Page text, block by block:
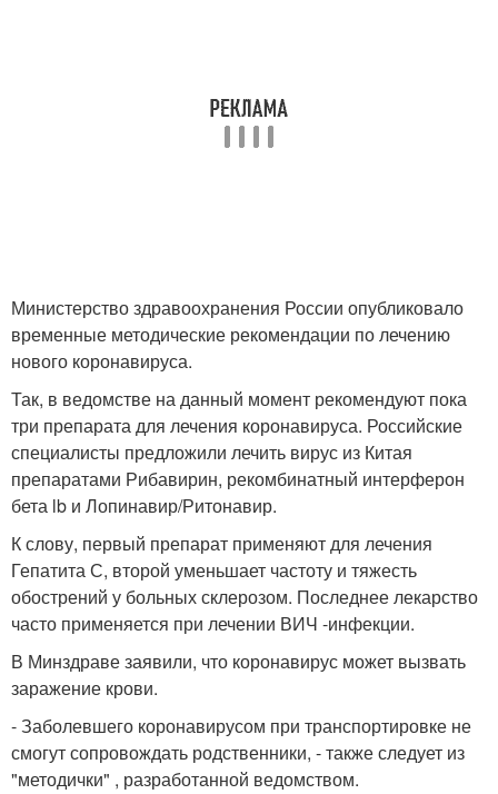
Министерство здравоохранения России опубликовало
временные методические рекомендации по лечению
нового коронавируса.
Так, в ведомстве на данный момент рекомендуют пока
три препарата для лечения коронавируса. Российские
специалисты предложили лечить вирус из Китая
препаратами Рибавирин, рекомбинатный интерферон
бета lb и Лопинавир/Ритонавир.
К слову, первый препарат применяют для лечения
Гепатита С, второй уменьшает частоту и тяжесть
обострений у больных склерозом. Последнее лекарство
часто применяется при лечении ВИЧ -инфекции.
В Минздраве заявили, что коронавирус может вызвать
заражение крови.
- Заболевшего коронавирусом при транспортировке не
смогут сопровождать родственники, - также следует из
"методички" , разработанной ведомством.